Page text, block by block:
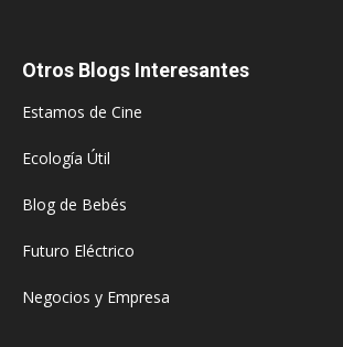
Otros Blogs Interesantes
Estamos de Cine
Ecología Útil
Blog de Bebés
Futuro Eléctrico
Negocios y Empresa